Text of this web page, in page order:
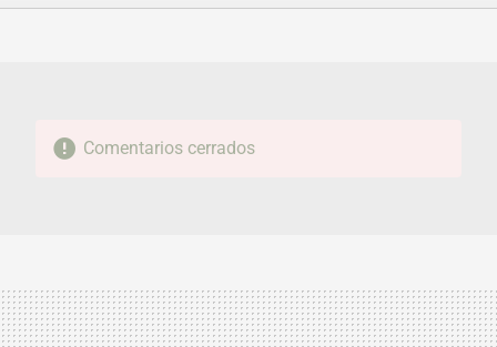
FACEBOOKTWITTERFLIPBOARD
E-
WHATSAPP
Comentarios cerrados